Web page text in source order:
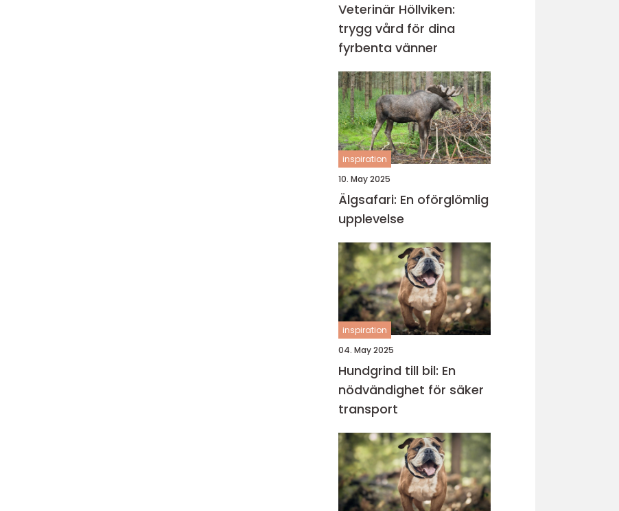
Veterinär Höllviken:
trygg vård för dina
fyrbenta vänner
inspiration
10. May 2025
Älgsafari: En oförglömlig
upplevelse
inspiration
04. May 2025
Hundgrind till bil: En
nödvändighet för säker
transport